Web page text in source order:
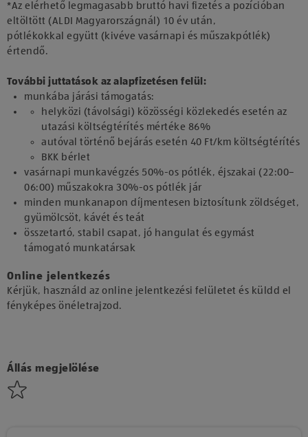
*Az elérhető legmagasabb bruttó havi fizetés a pozícióban
eltöltött (ALDI Magyarországnál) 10 év után,
pótlékokkal együtt (kivéve vasárnapi és műszakpótlék)
értendő.
További juttatások az alapfizetésen felül:
munkába járási támogatás:
helyközi (távolsági) közösségi közlekedés esetén az
utazási költségtérítés mértéke 86%
autóval történő bejárás esetén 40 Ft/km költségtérítés
BKK bérlet
vasárnapi munkavégzés 50%-os pótlék, éjszakai (22:00–
06:00) műszakokra 30%-os pótlék jár
minden munkanapon díjmentesen biztosítunk zöldséget,
gyümölcsöt, kávét és teát
összetartó, stabil csapat, jó hangulat és egymást
támogató munkatársak
Online jelentkezés
Kérjük, használd az online jelentkezési felületet és küldd el
fényképes önéletrajzod.
Állás megjelölése